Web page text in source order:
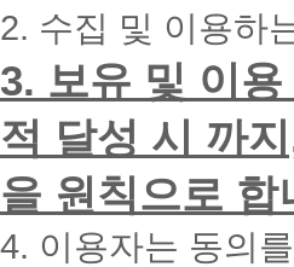
화
드
리
겠
습
니
다.
2. 수집 및 이용하
3. 보유 및 이
적 달성 시 까
을 원칙으로 합
4. 이용자는 동의